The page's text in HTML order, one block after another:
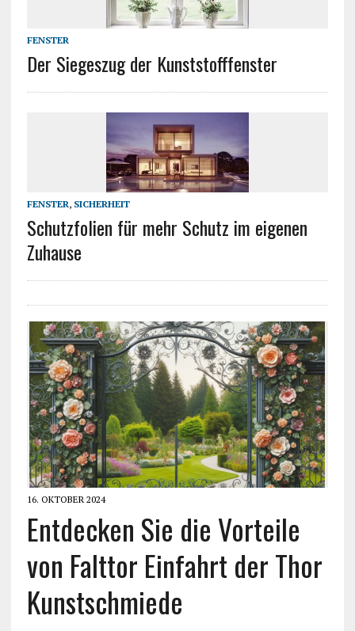
FENSTER
Der Siegeszug der Kunststofffenster
FENSTER, SICHERHEIT
Schutzfolien für mehr Schutz im eigenen
Zuhause
16. OKTOBER 2024
Entdecken Sie die Vorteile
von Falttor Einfahrt der Thor
Kunstschmiede